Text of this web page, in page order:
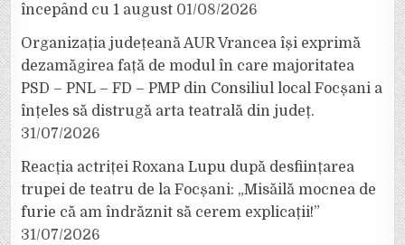
începând cu 1 august 01/08/2026
Organizația județeană AUR Vrancea își exprimă
dezamăgirea față de modul în care majoritatea
PSD – PNL – FD – PMP din Consiliul local Focșani a
înțeles să distrugă arta teatrală din județ.
31/07/2026
Reacția actriței Roxana Lupu după desființarea
trupei de teatru de la Focșani: „Misăilă mocnea de
furie că am îndrăznit să cerem explicații!”
31/07/2026